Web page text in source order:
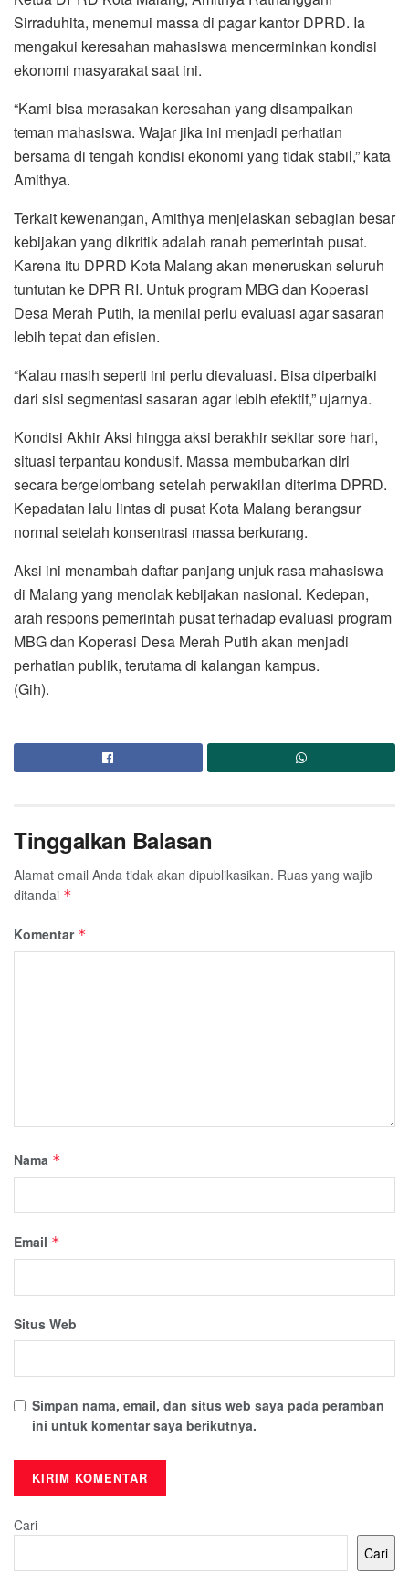
Sirraduhita, menemui massa di pagar kantor DPRD. Ia
mengakui keresahan mahasiswa mencerminkan kondisi
ekonomi masyarakat saat ini.
“Kami bisa merasakan keresahan yang disampaikan
teman mahasiswa. Wajar jika ini menjadi perhatian
bersama di tengah kondisi ekonomi yang tidak stabil,” kata
Amithya.
Terkait kewenangan, Amithya menjelaskan sebagian besar
kebijakan yang dikritik adalah ranah pemerintah pusat.
Karena itu DPRD Kota Malang akan meneruskan seluruh
tuntutan ke DPR RI. Untuk program MBG dan Koperasi
Desa Merah Putih, ia menilai perlu evaluasi agar sasaran
lebih tepat dan efisien.
“Kalau masih seperti ini perlu dievaluasi. Bisa diperbaiki
dari sisi segmentasi sasaran agar lebih efektif,” ujarnya.
Kondisi Akhir Aksi hingga aksi berakhir sekitar sore hari,
situasi terpantau kondusif. Massa membubarkan diri
secara bergelombang setelah perwakilan diterima DPRD.
Kepadatan lalu lintas di pusat Kota Malang berangsur
normal setelah konsentrasi massa berkurang.
Aksi ini menambah daftar panjang unjuk rasa mahasiswa
di Malang yang menolak kebijakan nasional. Kedepan,
arah respons pemerintah pusat terhadap evaluasi program
MBG dan Koperasi Desa Merah Putih akan menjadi
perhatian publik, terutama di kalangan kampus.
(Gih).
Tinggalkan Balasan
Alamat email Anda tidak akan dipublikasikan. Ruas yang wajib
ditandai *
Komentar *
Nama *
Email *
Situs Web
Simpan nama, email, dan situs web saya pada peramban
ini untuk komentar saya berikutnya.
Cari
Cari